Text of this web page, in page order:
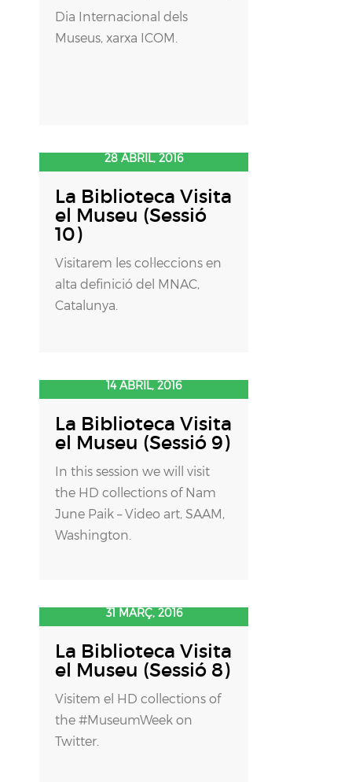
Dia Internacional dels
Museus, xarxa ICOM.
28 ABRIL, 2016
La Biblioteca Visita
el Museu (Sessió
10)
Visitarem les col·leccions en
alta definició del MNAC,
Catalunya.
14 ABRIL, 2016
La Biblioteca Visita
el Museu (Sessió 9)
In this session we will visit
the HD collections of Nam
June Paik – Video art, SAAM,
Washington.
31 MARÇ, 2016
La Biblioteca Visita
el Museu (Sessió 8)
Visitem el HD collections of
the #MuseumWeek on
Twitter.